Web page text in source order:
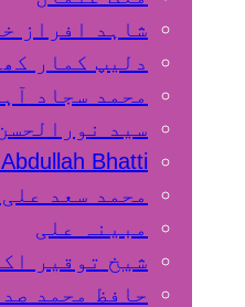
شاہد افراز
دلیپ کمار
محمد سجاد
سید
Bhatti
محمد سعد
مبینہ علی
شیخ توقیر
حافظ محمد